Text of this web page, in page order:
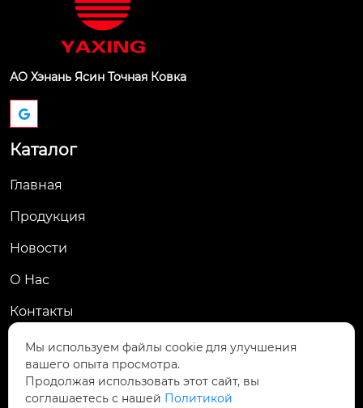
АО Хэнань Ясин Точная Ковка
Каталог
Главная
Продукция
Новости
О Hас
Контакты
Контакты

Пров. Хэнань, г. Цзяоцзо, уезд Учжи, промзона
Чжаньдянь, ул. Промышленная Средняя
Мы используем файлы cookie для улучшения
вашего опыта просмотра.
Продолжая использовать этот сайт, вы
соглашаетесь с нашей Политикой